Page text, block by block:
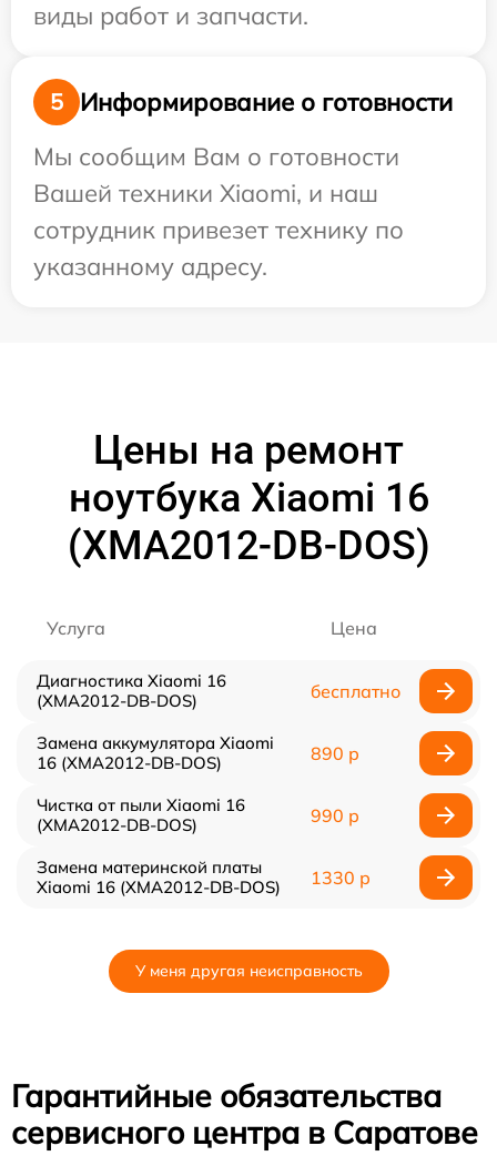
виды работ и запчасти.
5
Информирование о готовности
Мы сообщим Вам о готовности
Вашей техники Xiaomi, и наш
сотрудник привезет технику по
указанному адресу.
Цены на ремонт
ноутбука Xiaomi 16
(XMA2012-DB-DOS)
Услуга Цена
Диагностика Xiaomi 16
(XMA2012-DB-DOS)
бесплатно
Замена аккумулятора Xiaomi
16 (XMA2012-DB-DOS)
890 р
Чистка от пыли Xiaomi 16
(XMA2012-DB-DOS)
990 р
Замена материнской платы
Xiaomi 16 (XMA2012-DB-DOS)
1330 р
У меня другая неисправность
Гарантийные обязательства
сервисного центра в Саратове